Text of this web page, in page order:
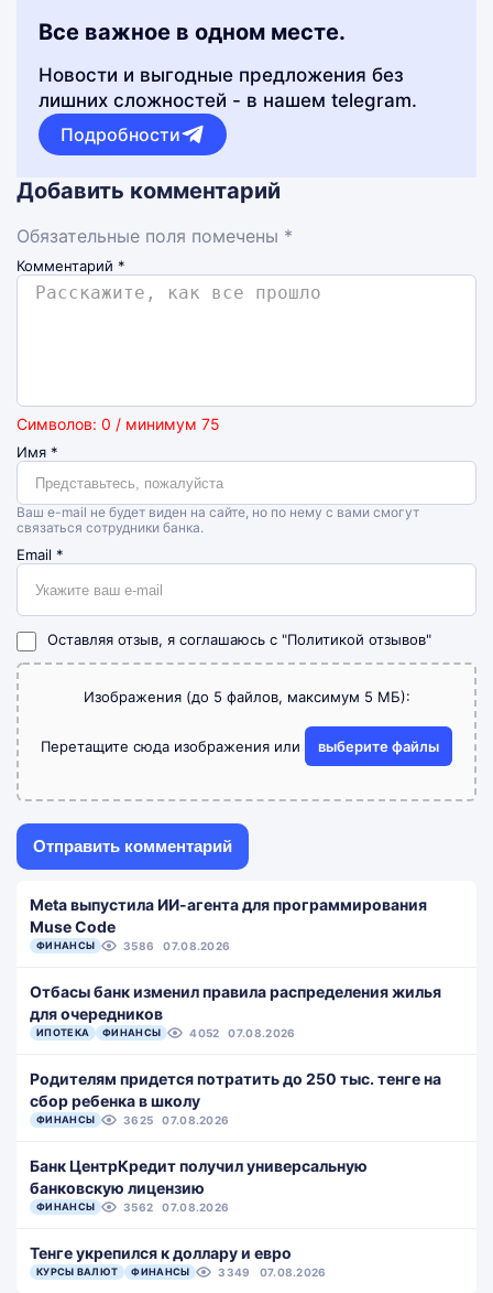
Все важное в одном месте.
Новости и выгодные предложения без
лишних сложностей - в нашем telegram.
Подробности
Добавить комментарий
Обязательные поля помечены *
Комментарий *
Символов: 0 / минимум 75
Имя *
Ваш e-mail не будет виден на сайте, но по нему с вами смогут
связаться сотрудники банка.
Email *
Оставляя отзыв, я соглашаюсь с "Политикой отзывов"
Изображения (до 5 файлов, максимум 5 МБ):
Перетащите сюда изображения или выберите файлы
Meta выпустила ИИ-агента для программирования
Muse Code
ФИНАНСЫ 3586 07.08.2026
Отбасы банк изменил правила распределения жилья
для очередников
ИПОТЕКА ФИНАНСЫ 4052 07.08.2026
Родителям придется потратить до 250 тыс. тенге на
сбор ребенка в школу
ФИНАНСЫ 3625 07.08.2026
Банк ЦентрКредит получил универсальную
банковскую лицензию
ФИНАНСЫ 3562 07.08.2026
Тенге укрепился к доллару и евро
КУРСЫ ВАЛЮТ ФИНАНСЫ 3349 07.08.2026